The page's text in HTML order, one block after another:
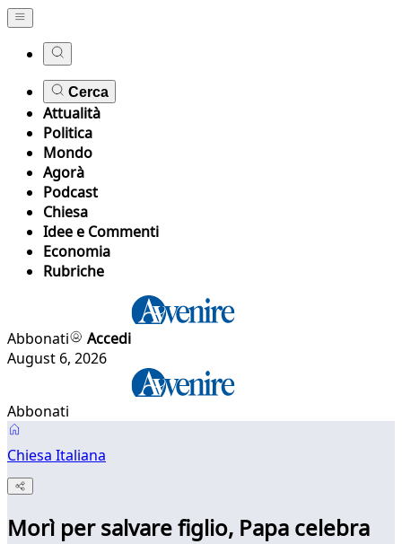
Cerca
Attualità
Politica
Mondo
Agorà
Podcast
Chiesa
Idee e Commenti
Economia
Rubriche
Abbonati
Accedi
August 6, 2026
Abbonati
Chiesa Italiana
Morì per salvare figlio, Papa celebra